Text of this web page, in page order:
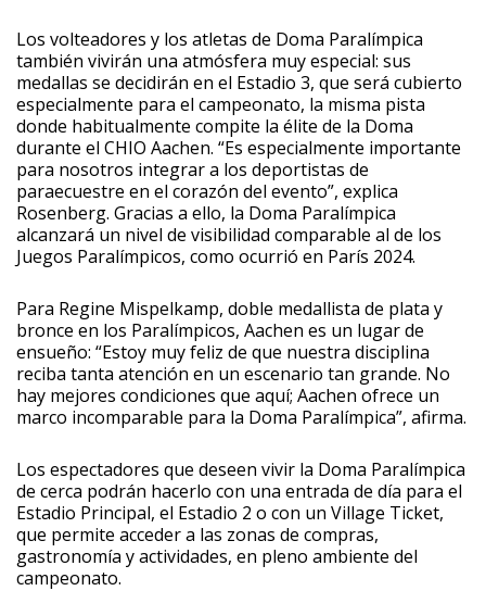
Los volteadores y los atletas de Doma Paralímpica
también vivirán una atmósfera muy especial: sus
medallas se decidirán en el Estadio 3, que será cubierto
especialmente para el campeonato, la misma pista
donde habitualmente compite la élite de la Doma
durante el CHIO Aachen. “Es especialmente importante
para nosotros integrar a los deportistas de
paraecuestre en el corazón del evento”, explica
Rosenberg. Gracias a ello, la Doma Paralímpica
alcanzará un nivel de visibilidad comparable al de los
Juegos Paralímpicos, como ocurrió en París 2024.
Para Regine Mispelkamp, doble medallista de plata y
bronce en los Paralímpicos, Aachen es un lugar de
ensueño: “Estoy muy feliz de que nuestra disciplina
reciba tanta atención en un escenario tan grande. No
hay mejores condiciones que aquí; Aachen ofrece un
marco incomparable para la Doma Paralímpica”, afirma.
Los espectadores que deseen vivir la Doma Paralímpica
de cerca podrán hacerlo con una entrada de día para el
Estadio Principal, el Estadio 2 o con un Village Ticket,
que permite acceder a las zonas de compras,
gastronomía y actividades, en pleno ambiente del
campeonato.